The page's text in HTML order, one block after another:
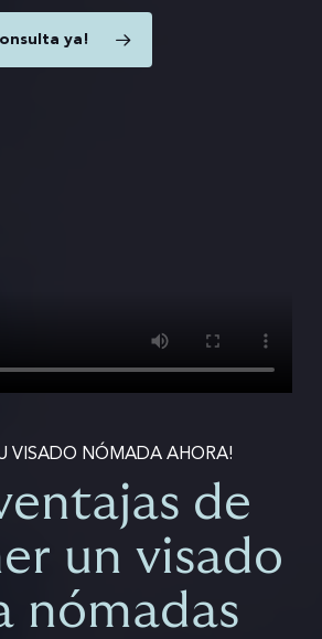
ya!
VISADO NÓMADA AHORA!
de
un visado
nómadas